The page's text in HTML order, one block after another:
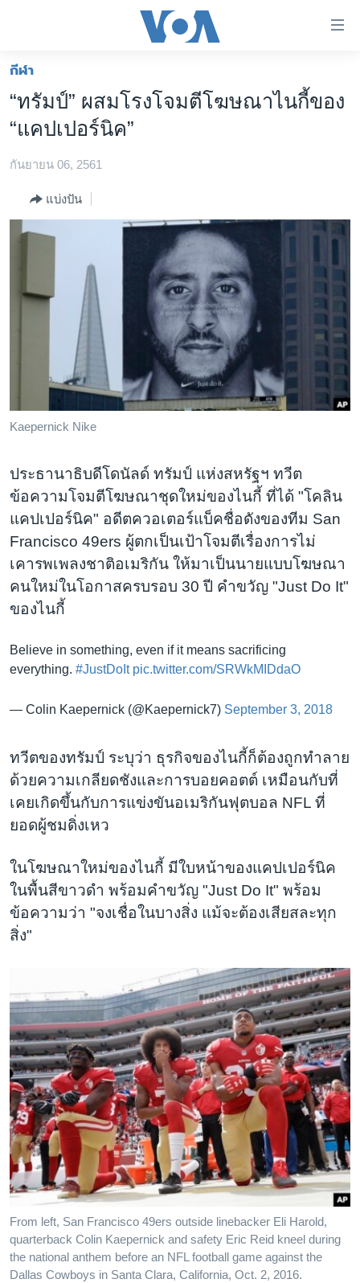
ต่อ
ข้าม
เนื้อหา
ข้าม
หลัก
โลก
เอเชีย
สหรัฐฯ
ไทย
ธุรกิจ
สังคมและสุขภาพ
ตรวจสอบข่าว
เรียนรู้ภาษาอังกฤษ
เลือกภาษา
กีฬา
“ทรัมป์” ผสมโรงโจมตีโฆษณาไนกี้ของ
“แคปเปอร์นิค”
กันยายน 06, 2561
แบ่งปัน
Kaepernick Nike
ประธานาธิบดีโดนัลด์ ทรัมป์ แห่งสหรัฐฯ ทวีต
ข้อความโจมตีโฆษณาชุดใหม่ของไนกี้ ที่ได้ "โคลิน
แคปเปอร์นิค" อดีตควอเตอร์แบ็คชื่อดังของทีม San
Francisco 49ers ผู้ตกเป็นเป้าโจมตีเรื่องการไม่
เคารพเพลงชาติอเมริกัน ให้มาเป็นนายแบบโฆษณา
คนใหม่ในโอกาสครบรอบ 30 ปี คำขวัญ "Just Do It"
ของไนกี้
Believe in something, even if it means sacrificing
everything. #JustDoIt pic.twitter.com/SRWkMIDdaO
— Colin Kaepernick (@Kaepernick7) September 3, 2018
ทวีตของทรัมป์ ระบุว่า ธุรกิจของไนกี้ก็ต้องถูกทำลาย
ด้วยความเกลียดชังและการบอยคอตต์ เหมือนกับที่
เคยเกิดขึ้นกับการแข่งขันอเมริกันฟุตบอล NFL ที่
ยอดผู้ชมดิ่งเหว
ในโฆษณาใหม่ของไนกี้ มีใบหน้าของแคปเปอร์นิค
ในพื้นสีขาวดำ พร้อมคำขวัญ "Just Do It" พร้อม
ข้อความว่า "จงเชื่อในบางสิ่ง แม้จะต้องเสียสละทุก
สิ่ง"
From left, San Francisco 49ers outside linebacker Eli Harold,
quarterback Colin Kaepernick and safety Eric Reid kneel during
the national anthem before an NFL football game against the
Dallas Cowboys in Santa Clara, California, Oct. 2, 2016.